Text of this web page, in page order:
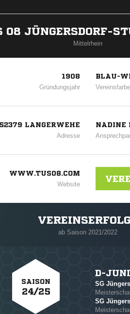
08 JÜNGERSDORF-
Mittelrhein
1908
Gründungsjahr
BLAU-
LANGERWEHE
Adresse
NADINE
WWW.TUS08.COM
Website
ab Saison 2021/2022
SAISON
24/25
D-
SG
SG